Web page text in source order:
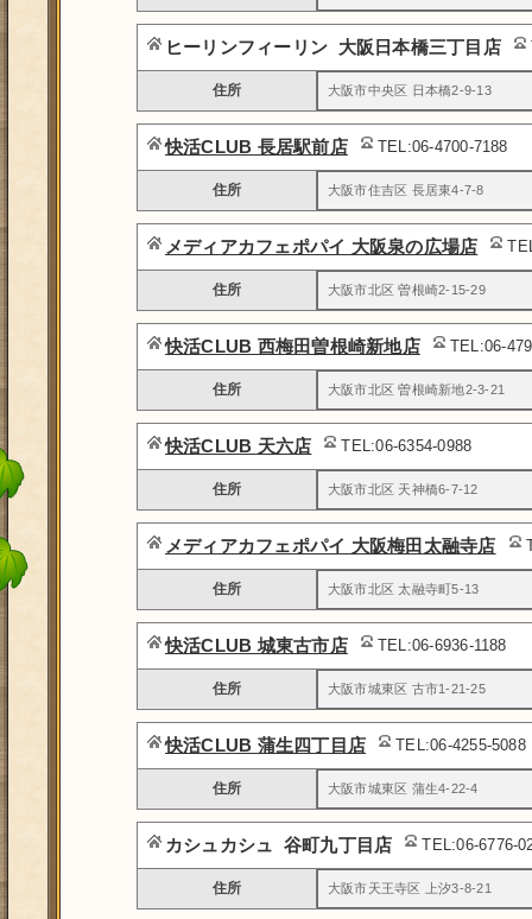
ヒーリンフィーリン 大阪日本橋三丁目店
住所 大阪市中央区 日本橋2-9-13
快活CLUB 長居駅前店 TEL:06-4700-7188
住所 大阪市住吉区 長居東4-7-8
メディアカフェポパイ 大阪泉の広場店
住所 大阪市北区 曽根崎2-15-29
快活CLUB 西梅田曽根崎新地店 TEL:06-
住所 大阪市北区 曽根崎新地2-3-21
快活CLUB 天六店 TEL:06-6354-0988
住所 大阪市北区 天神橋6-7-12
メディアカフェポパイ 大阪梅田太融寺店
住所 大阪市北区 太融寺町5-13
快活CLUB 城東古市店 TEL:06-6936-1188
住所 大阪市城東区 古市1-21-25
快活CLUB 蒲生四丁目店 TEL:06-4255-5088
住所 大阪市城東区 蒲生4-22-4
カシュカシュ 谷町九丁目店 TEL:06-6776-
住所 大阪市天王寺区 上汐3-8-21